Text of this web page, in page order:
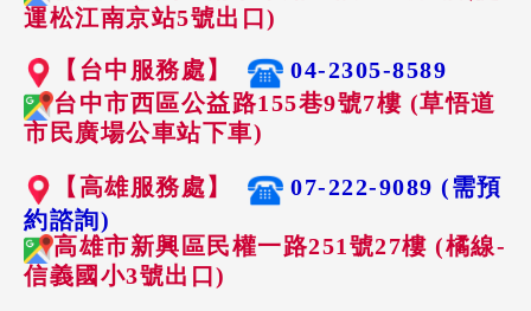
運松江南京站5號出口)
【台中服務處】
04-2305-8589
台中市西區公益路155巷9號7樓 (草悟道
市民廣場公車站下車)
【高雄服務處】
07-222-9089 (需預
約諮詢)
高雄市新興區民權一路251號27樓 (橘線-
信義國小3號出口)